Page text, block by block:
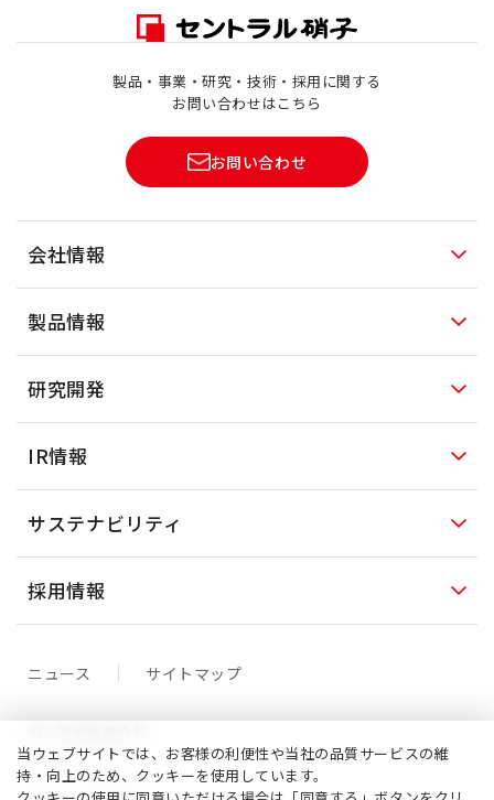
製品・事業・研究・技術・採用に関する
お問い合わせはこちら
お問い合わせ
会社情報
製品情報
研究開発
IR情報
サステナビリティ
採用情報
ニュース サイトマップ
クッキーポリシー
当ウェブサイトでは、お客様の利便性や当社の品質サービスの維
持・向上のため、クッキーを使用しています。